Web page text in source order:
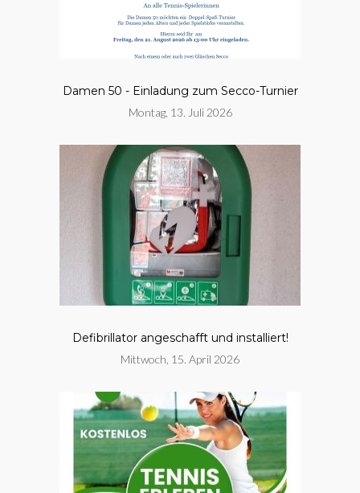
Damen 50 - Einladung zum Secco-Turnier
Montag, 13. Juli 2026
Defibrillator angeschafft und installiert!
Mittwoch, 15. April 2026